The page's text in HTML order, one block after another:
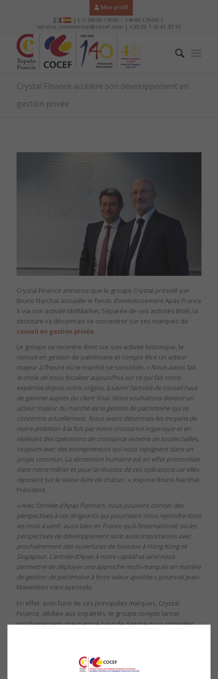
Mon profil
| L-V (9h00-13h00 – 14h00-17h00) |
service.commercial@cocef.com | +33 (0) 1 42 61 33 10
Crystal Finance accélère son développement en
gestion privée
Crystal Finance annonce que le groupe Crystal présidé par
Bruno Narchal accueille le fonds d’investissement Apax France
X via son activité MidMarket. Séparée de ses activités BtoB, la
structure va désormais se concentrer sur ses marques de
conseil en gestion privée.
Le groupe se recentre donc sur son activité historique, le
conseil en gestion de patrimoine et compte être un acteur
majeur à l’heure où le marché se consolide. « Nous avons fait
le choix de nous focaliser aujourd’hui sur ce qui fait notre
expertise depuis notre origine, à savoir l’activité de conseil haut
de gamme auprès du client final. Nous souhaitons devenir un
acteur majeur du marché de la gestion de patrimoine qui se
concentre actuellement. Nous avons désormais les moyens de
notre ambition à la fois par notre croissance organique et en
réalisant des opérations de croissance externe de toutes tailles,
toujours avec des entrepreneurs qui nous rejoignent dans un
projet commun. La dimension humaine est en effet primordiale
dans notre métier et pour la réussite de ces opérations car elles
reposent sur le savoir-faire de chacun. », expose Bruno Narchal,
Président.
« Avec l’arrivée d’Apax Partners, nous pouvons donner des
perspectives à ces dirigeants qui pourraient nous rejoindre dans
les mois à venir, aussi bien en France qu’à l’international, où les
perspectives de développement sont aussi importantes avec
prochainement des ouvertures de bureaux à Hong Kong et
Singapour. L’entrée d’Apax à notre capital va ainsi nous
permettre de déployer une approche multi-marques en matière
de gestion de patrimoine à forte valeur ajoutée », poursuit Jean-
Maximilien Vancayezeele.
En effet, avec l’une de ses principales marques, Crystal
Finance, dédiée aux expatriés, le groupe compte lancer
prochainement une marque haut de gamme pour compléter
également sur l’ensemble de nos autres marques ».